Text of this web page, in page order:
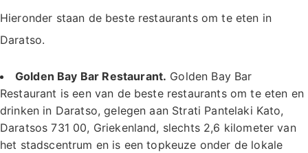
Hieronder staan de beste restaurants om te eten in
Daratso.
Golden Bay Bar Restaurant. Golden Bay Bar
Restaurant is een van de beste restaurants om te eten en
drinken in Daratso, gelegen aan Strati Pantelaki Kato,
Daratsos 731 00, Griekenland, slechts 2,6 kilometer van
het stadscentrum en is een topkeuze onder de lokale